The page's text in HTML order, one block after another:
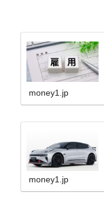
money1.jp
money1.jp